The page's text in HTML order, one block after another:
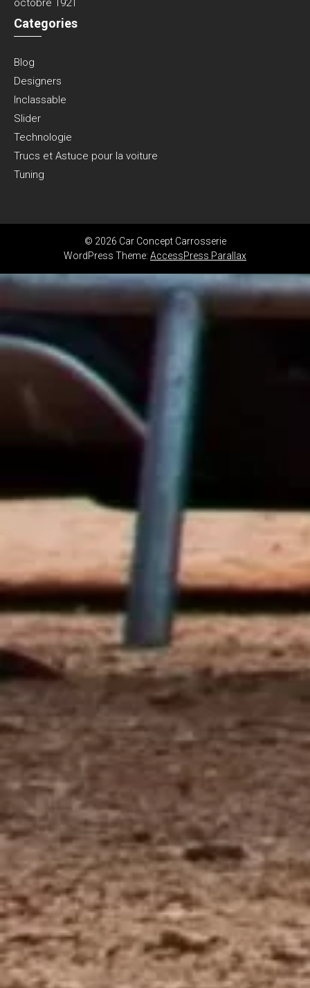
octobre 1921
Categories
Blog
Designers
Inclassable
Slider
Technologie
Trucs et Astuce pour la voiture
Tuning
© 2026 Car Concept Carrosserie
WordPress Theme: AccessPress Parallax